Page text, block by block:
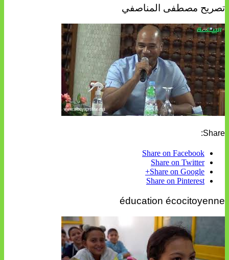
تصريح مصطفى المناصفي
Share:
Share on Facebook
Share on Twitter
Share on Google+
Share on Pinterest
éducation écocitoyenne